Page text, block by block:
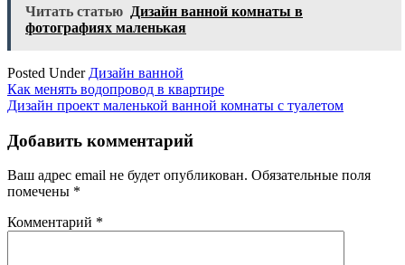
Читать статью Дизайн ванной комнаты в
фотографиях маленькая
Posted Under Дизайн ванной
Навигация
по
записям
Как менять водопровод в квартире
Дизайн проект маленькой ванной комнаты с туалетом
Добавить комментарий
Ваш адрес email не будет опубликован. Обязательные поля
помечены *
Комментарий *